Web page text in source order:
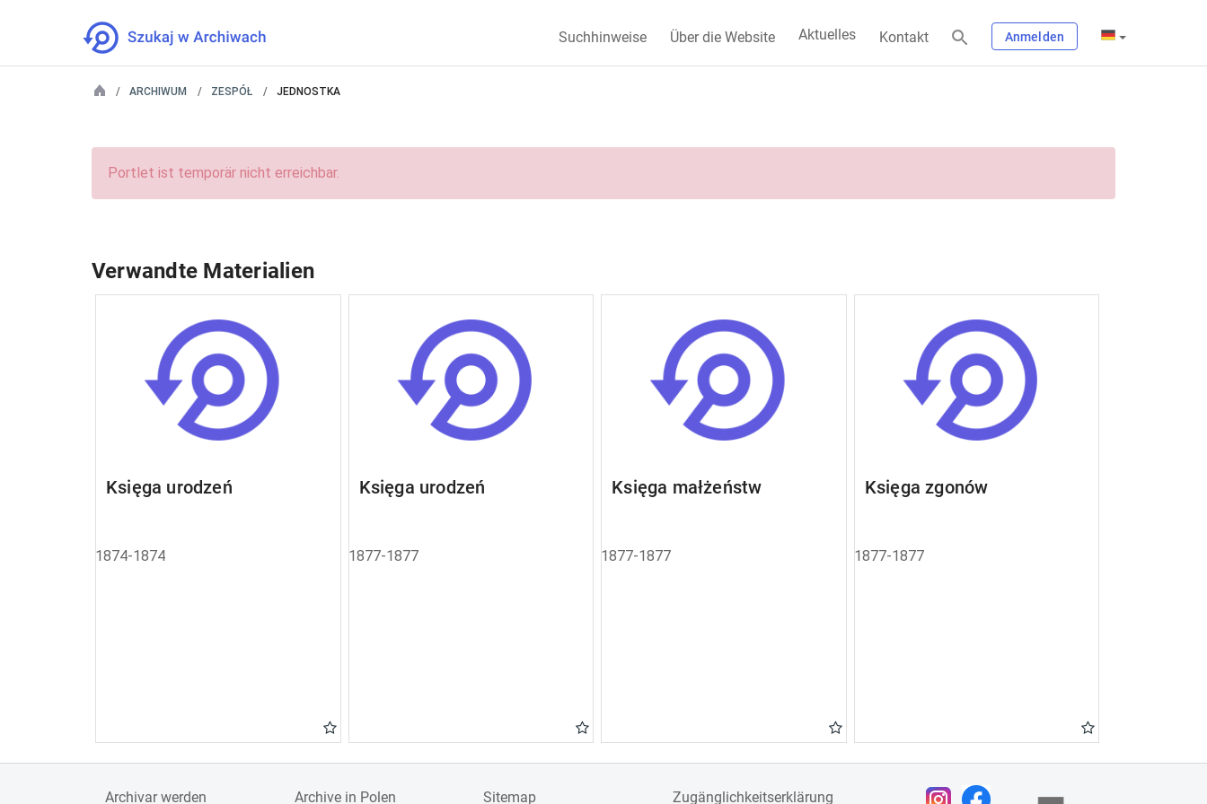
Suchhinweise Über die Website Aktuelles Kontakt Anmelden
ARCHIWUM ZESPÓŁ JEDNOSTKA
Portlet ist temporär nicht erreichbar.
Verwandte Materialien
Księga urodzeń
1874-1874
Księga urodzeń
1877-1877
Księga małżeństw
1877-1877
Księga zgonów
1877-1877
Archivar werden Archive in Polen Sitemap Zugänglichkeitserklärung